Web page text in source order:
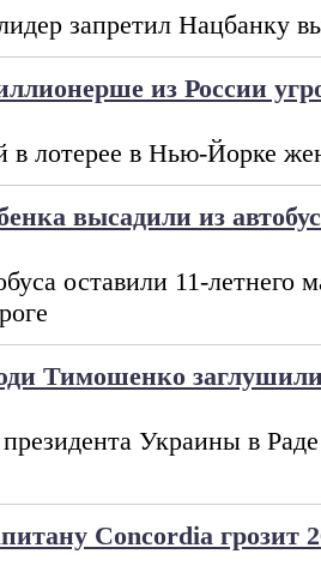
запретил Нацбанку
из России
в лотерее в Нью-Йорке
высадили из
оставили 11-летнего
Тимошенко
Украины в
Concordia грозит